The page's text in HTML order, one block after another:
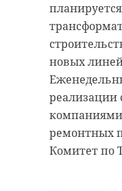
новых
реализации
ремонтных
Комитет по